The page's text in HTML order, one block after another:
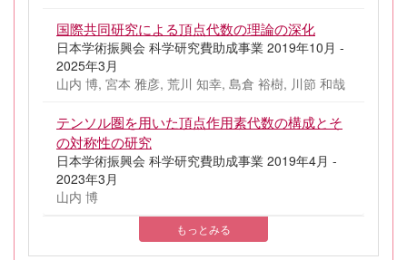
国際共同研究による頂点代数の理論の深化
日本学術振興会 科学研究費助成事業 2019年10月 -
2025年3月
山内 博, 宮本 雅彦, 荒川 知幸, 島倉 裕樹, 川節 和哉
テンソル圏を用いた頂点作用素代数の構成とそ
の対称性の研究
日本学術振興会 科学研究費助成事業 2019年4月 -
2023年3月
山内 博
もっとみる